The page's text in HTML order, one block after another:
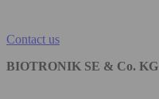
Contact us
BIOTRONIK SE & Co. KG